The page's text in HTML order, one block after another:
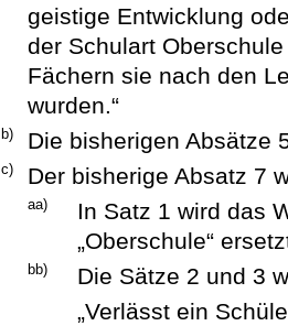
geistige Entwicklung
der Schulart
Fächern sie nach den
wurden.“
b) Die bisherigen Absätze
c) Der bisherige Absatz 7
aa)
In Satz 1 wird das
„Oberschule“
bb)
Die Sätze 2 und 3
„Verlässt ein